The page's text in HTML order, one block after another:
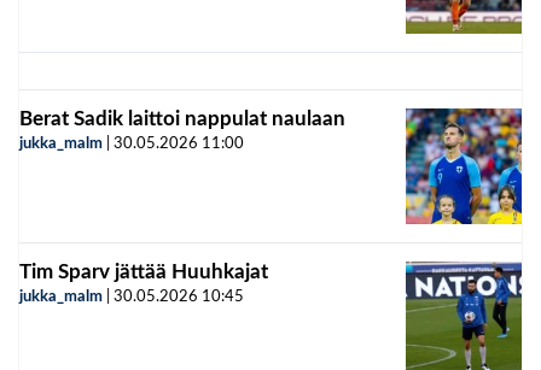
Berat Sadik laittoi nappulat naulaan
jukka_malm 30.05.2026 11:00
Tim Sparv jättää Huuhkajat
jukka_malm 30.05.2026 10:45